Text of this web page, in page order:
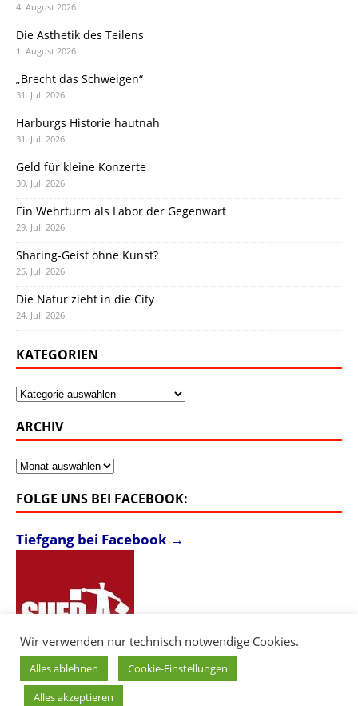
4. August 2026
Die Ästhetik des Teilens
1. August 2026
„Brecht das Schweigen“
31. Juli 2026
Harburgs Historie hautnah
31. Juli 2026
Geld für kleine Konzerte
30. Juli 2026
Ein Wehrturm als Labor der Gegenwart
29. Juli 2026
Sharing-Geist ohne Kunst?
25. Juli 2026
Die Natur zieht in die City
24. Juli 2026
KATEGORIEN
Kategorien
ARCHIV
Archiv
FOLGE UNS BEI FACEBOOK:
Tiefgang bei Facebook →
Wir verwenden nur technisch notwendige Cookies.
Alles ablehnen
Cookie-Einstellungen
Alles akzeptieren